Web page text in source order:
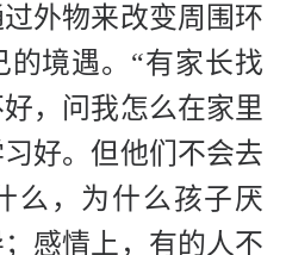
外物来改变周围环
的境遇。“有家长找
，问我怎么在家里
好。但他们不会去
么，为什么孩子厌
感情上，有的人不